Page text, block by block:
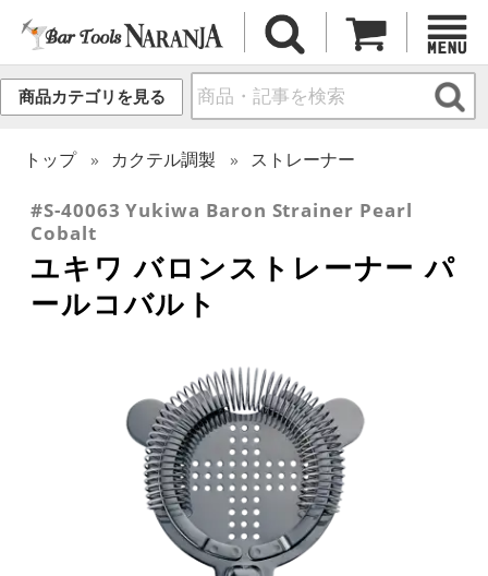
商品カテゴリを見る
トップ カクテル調製 ストレーナー
#S-40063 Yukiwa Baron Strainer Pearl
Cobalt
ユキワ バロンストレーナー パ
ールコバルト